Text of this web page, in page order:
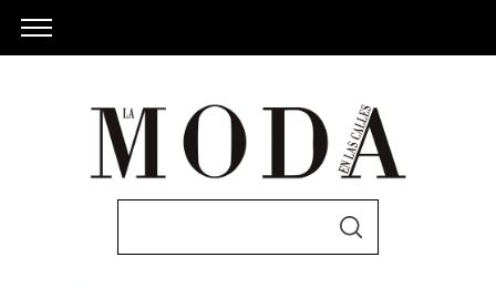
S